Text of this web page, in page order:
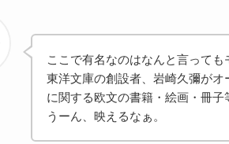
ここで有名なのはなんと言っても
東洋文庫の創設者、岩崎久彌が
に関する欧文の書籍・絵画・冊子
うーん、映えるなぁ。